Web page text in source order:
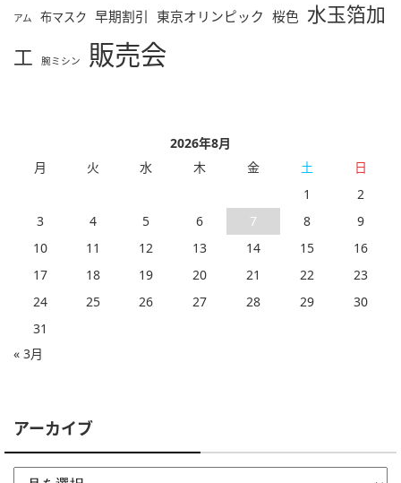
アム 布マスク 早期割引 東京オリンピック 桜色 水玉箔加
工
腕ミシン 販売会
2026年8月
月
火 水 木 金 土
日
1
2
3
4 5 6 7 8
9
10
11 12 13 14 15
16
17
18 19 20 21 22
23
24
25 26 27 28 29
30
31
« 3月
アーカイブ